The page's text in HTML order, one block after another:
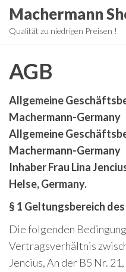
ZumMachermann
Qualität zu niedrigen Preisen !
AGB
Allgemeine
Machermann-Germany
Allgemeine
Machermann-Germany
Inhaber Frau Lina
Helse, Germany.
§ 1 Geltungsbereich
Die folgenden
Vertragsverhältnis
Jencius, An der B5 Nr.